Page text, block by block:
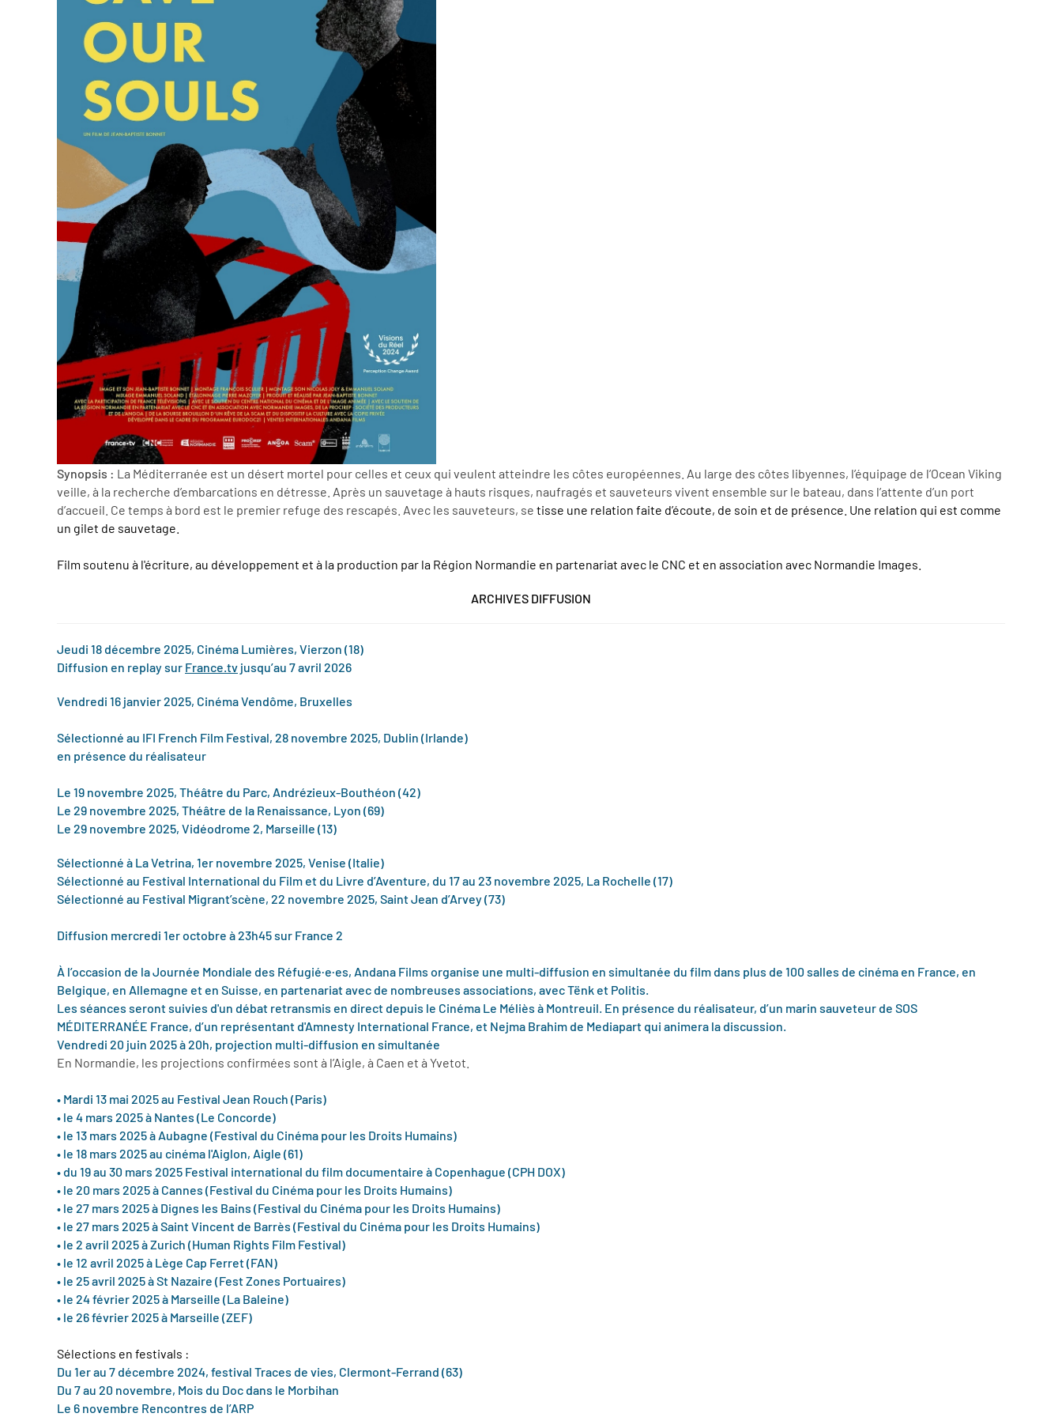
Synopsis : La Méditerranée est un désert mortel pour celles et ceux qui veulent atteindre les côtes européennes. Au large des côtes libyennes, l’équipage de l’Ocean Viking
veille, à la recherche d’embarcations en détresse. Après un sauvetage à hauts risques, naufragés et sauveteurs vivent ensemble sur le bateau, dans l’attente d’un port
d’accueil. Ce temps à bord est le premier refuge des rescapés. Avec les sauveteurs, se tisse une relation faite d’écoute, de soin et de présence. Une relation qui est comme
un gilet de sauvetage.
Film soutenu à l'écriture, au développement et à la production par la Région Normandie en partenariat avec le CNC et en association avec Normandie Images.
ARCHIVES DIFFUSION
Jeudi 18 décembre 2025, Cinéma Lumières, Vierzon (18)
Diffusion en replay sur France.tv jusqu’au 7 avril 2026
Vendredi 16 janvier 2025, Cinéma Vendôme, Bruxelles
Sélectionné au IFI French Film Festival, 28 novembre 2025, Dublin (Irlande)
en présence du réalisateur
Le 19 novembre 2025, Théâtre du Parc, Andrézieux-Bouthéon (42)
Le 29 novembre 2025, Théâtre de la Renaissance, Lyon (69)
Le 29 novembre 2025, Vidéodrome 2, Marseille (13)
Sélectionné à La Vetrina, 1er novembre 2025, Venise (Italie)
Sélectionné au Festival International du Film et du Livre d’Aventure, du 17 au 23 novembre 2025, La Rochelle (17)
Sélectionné au Festival Migrant’scène, 22 novembre 2025, Saint Jean d’Arvey (73)
Diffusion mercredi 1er octobre à 23h45 sur France 2
À l’occasion de la Journée Mondiale des Réfugié·e·es, Andana Films organise une multi-diffusion en simultanée du film dans plus de 100 salles de cinéma en France, en
Belgique, en Allemagne et en Suisse, en partenariat avec de nombreuses associations, avec Tënk et Politis.
Les séances seront suivies d'un débat retransmis en direct depuis le Cinéma Le Méliès à Montreuil. En présence du réalisateur, d’un marin sauveteur de SOS
MÉDITERRANÉE France, d’un représentant d'Amnesty International France, et Nejma Brahim de Mediapart qui animera la discussion.
Vendredi 20 juin 2025 à 20h, projection multi-diffusion en simultanée
En Normandie, les projections confirmées sont à l’Aigle, à Caen et à Yvetot.
• Mardi 13 mai 2025 au Festival Jean Rouch (Paris)
• le 4 mars 2025 à Nantes (Le Concorde)
• le 13 mars 2025 à Aubagne (Festival du Cinéma pour les Droits Humains)
• le 18 mars 2025 au cinéma l'Aiglon, Aigle (61)
• du 19 au 30 mars 2025 Festival international du film documentaire à Copenhague (CPH DOX)
• le 20 mars 2025 à Cannes (Festival du Cinéma pour les Droits Humains)
• le 27 mars 2025 à Dignes les Bains (Festival du Cinéma pour les Droits Humains)
• le 27 mars 2025 à Saint Vincent de Barrès (Festival du Cinéma pour les Droits Humains)
• le 2 avril 2025 à Zurich (Human Rights Film Festival)
• le 12 avril 2025 à Lège Cap Ferret (FAN)
• le 25 avril 2025 à St Nazaire (Fest Zones Portuaires)
• le 24 février 2025 à Marseille (La Baleine)
• le 26 février 2025 à Marseille (ZEF)
Sélections en festivals :
Du 1er au 7 décembre 2024, festival Traces de vies, Clermont-Ferrand (63)
Du 7 au 20 novembre, Mois du Doc dans le Morbihan
Le 6 novembre Rencontres de l’ARP